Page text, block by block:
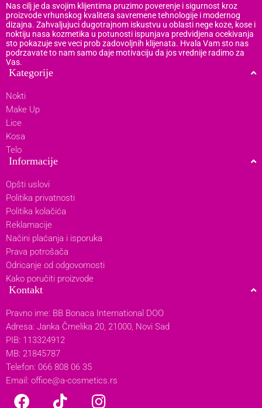
Nas cilj je da svojim klijentima pruzimo poverenje i sigurnost kroz
proizvode vrhunskog kvaliteta savremene tehnologije i modernog
dizajna. Zahvaljujuci dugotrajnom iskustvu u oblasti nege koze, kose i
noktiju nasa kozmetika u potunosti ispunjava predvidjena ocekivanja
sto pokazuje sve veci prob zadovoljnih klijenata. Hvala Vam sto nas
podrzavate to nam samo daje motivaciju da jos vrednije radimo za
Vas.
Kategorije
Nokti
Make Up
Lice
Kosa
Telo
Informacije
Opšti uslovi
Politika privatnosti
Politika kolačića
Reklamacije
Načini plaćanja i isporuka
Prava potrošača
Odricanje od odgovornosti
Kako poručiti proizvode
Kontakt
Pravno ime: BB Bonaca International DOO
Adresa: Janka Čmelika 20, 21000, Novi Sad
PIB: 113324912
MB: 21845787
Telefon: 066 808 06 35
Email: office@a-cosmetics.rs